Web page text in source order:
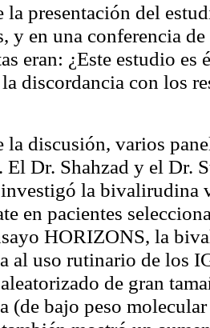
la presentación del
y en una conferencia
eran: ¿Este estudio es
discordancia con los
la discusión, varios
El Dr. Shahzad y el Dr.
la bivalirudina
en pacientes
HORIZONS, la
al uso rutinario de los
de gran
(de bajo peso